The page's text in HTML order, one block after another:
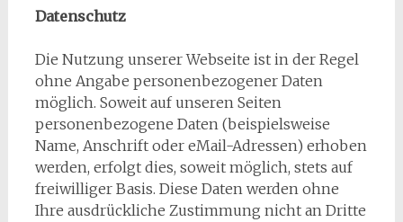
Datenschutz
Die Nutzung unserer Webseite ist in der Regel
ohne Angabe personenbezogener Daten
möglich. Soweit auf unseren Seiten
personenbezogene Daten (beispielsweise
Name, Anschrift oder eMail-Adressen) erhoben
werden, erfolgt dies, soweit möglich, stets auf
freiwilliger Basis. Diese Daten werden ohne
Ihre ausdrückliche Zustimmung nicht an Dritte